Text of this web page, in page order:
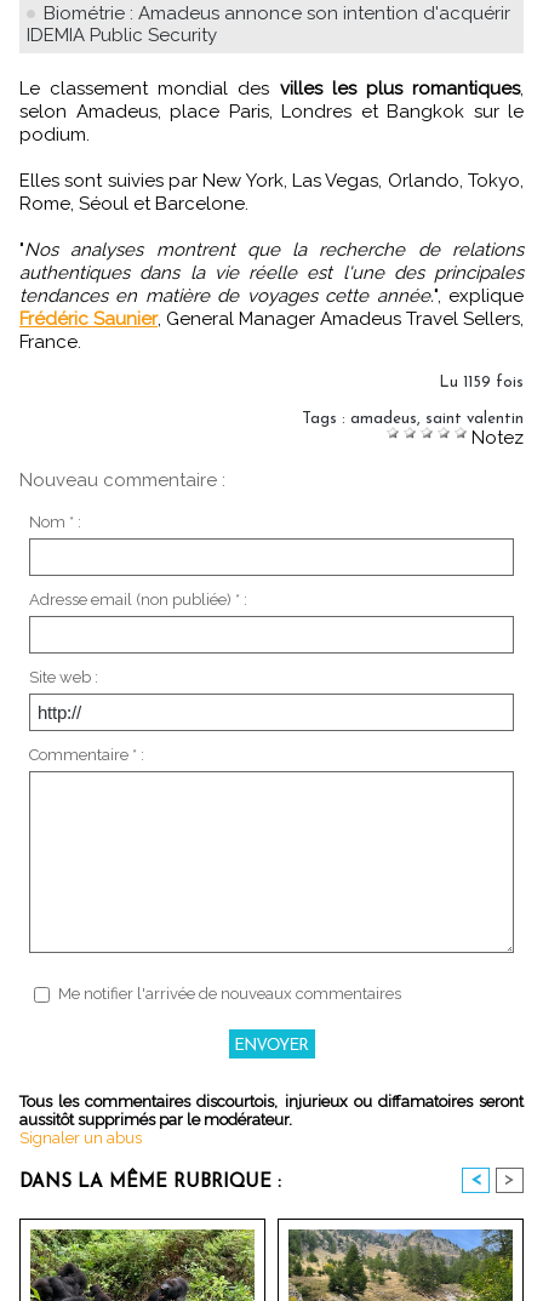
Biométrie : Amadeus annonce son intention d'acquérir
IDEMIA Public Security
Le classement mondial des villes les plus romantiques,
selon Amadeus, place Paris, Londres et Bangkok sur le
podium.
Elles sont suivies par New York, Las Vegas, Orlando, Tokyo,
Rome, Séoul et Barcelone.
"Nos analyses montrent que la recherche de relations
authentiques dans la vie réelle est l'une des principales
tendances en matière de voyages cette année.", explique
Frédéric Saunier, General Manager Amadeus Travel Sellers,
France.
Lu 1159 fois
Tags : amadeus saint valentin
Notez
Nouveau commentaire :
Nom * :
Adresse email (non publiée) * :
Site web :
Commentaire * :
Me notifier l'arrivée de nouveaux commentaires
Tous les commentaires discourtois, injurieux ou diffamatoires seront
aussitôt supprimés par le modérateur.
Signaler un abus
DANS LA MÊME RUBRIQUE : < >